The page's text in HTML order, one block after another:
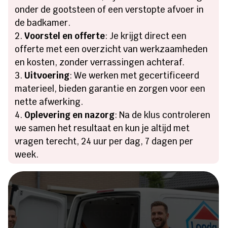
onder de gootsteen of een verstopte afvoer in
de badkamer.
Voorstel en offerte: Je krijgt direct een
offerte met een overzicht van werkzaamheden
en kosten, zonder verrassingen achteraf.
Uitvoering: We werken met gecertificeerd
materieel, bieden garantie en zorgen voor een
nette afwerking.
Oplevering en nazorg: Na de klus controleren
we samen het resultaat en kun je altijd met
vragen terecht, 24 uur per dag, 7 dagen per
week.
Heeft u een lekkage of een
verstopping?